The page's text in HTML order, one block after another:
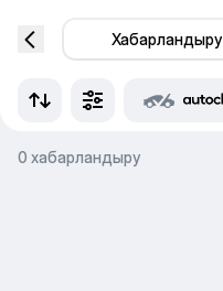
Хабарландыру
0 хабарландыру